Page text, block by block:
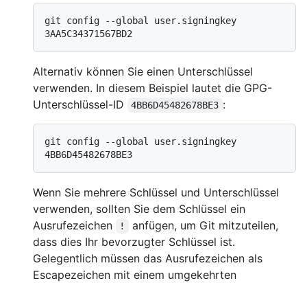
git config --global user.signingkey
Alternativ können Sie einen Unterschlüssel
verwenden. In diesem Beispiel lautet die GPG-
Unterschlüssel-ID
4BB6D45482678BE3 :
git config --global user.signingkey
Wenn Sie mehrere Schlüssel und Unterschlüssel
verwenden, sollten Sie dem Schlüssel ein
Ausrufezeichen
!
anfügen, um Git mitzuteilen,
dass dies Ihr bevorzugter Schlüssel ist.
Gelegentlich müssen das Ausrufezeichen als
Escapezeichen mit einem umgekehrten